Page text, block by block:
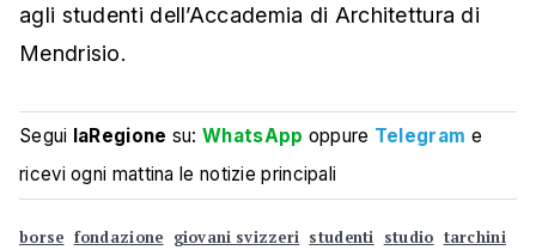
agli studenti dell’Accademia di Architettura di
Mendrisio.
Segui laRegione su:WhatsApp oppure Telegram e
ricevi ogni mattina le notizie principali
borse fondazione giovani svizzeri studenti studio tarchini